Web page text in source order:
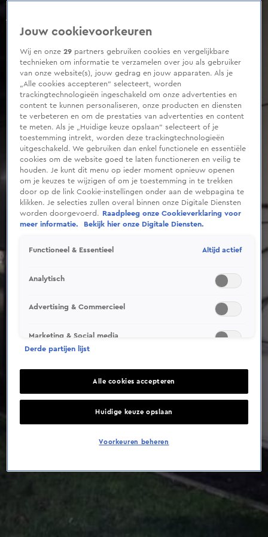
of
Jouw cookievoorkeuren
Wij en onze29 partners gebruiken cookies en vergelijkbare
technieken om informatie te verzamelen over jou als gebruiker
van onze website(s), jouw gedrag en jouw apparaten. Als je
„Alle cookies accepteren” selecteert, worden
trackingtechnologieën ingeschakeld om onze advertenties en
content te kunnen personaliseren, onze producten en diensten
te verbeteren en om de prestaties van advertenties en content
te meten. Als je „Huidige keuze opslaan” selecteert of je
toestemming intrekt, worden deze trackingtechnologieën
uitgeschakeld. We gebruiken dan enkel functionele en essentiële
cookies om de website goed te laten functioneren en veilig te
houden. Je kunt dit menu op ieder moment opnieuw openen
om je keuzes te wijzigen of om je toestemming in te trekken
door op de link Cookie-instellingen onder aan de webpagina te
klikken. Je selecties zullen overal binnen onze Digitale Diensten
worden doorgevoerd.
Raadpleeg onze Cookieverklaring voor
meer informatie.
Bekijk hier onze Digitale Diensten.
Functioneel & Essentieel Altijd actief
Analytisch
Advertising & Commercieel
Marketing & Social media
Derde partijen lijst
Alle cookies accepteren
Huidige keuze opslaan
Voorkeuren beheren